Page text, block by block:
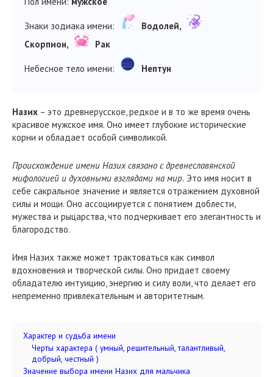
Знаки зодиака имени:
Водолей,
Скорпион,
Рак
Небесное тело имени: Нептун
Назих – это древнерусское, редкое и в то же время очень
красивое мужское имя. Оно имеет глубокие исторические
корни и обладает особой символикой.
Происхождение имени Назих связано с древнеславянской
мифологией и духовными взглядами на мир. Это имя носит в
себе сакральное значение и является отражением духовной
силы и мощи. Оно ассоциируется с понятием доблести,
мужества и рыцарства, что подчеркивает его элегантность и
благородство.
Имя Назих также может трактоваться как символ
вдохновения и творческой силы. Оно придает своему
обладателю интуицию, энергию и силу воли, что делает его
непременно привлекательным и авторитетным.
Характер и судьба имени
Черты характера ( умный, решительный, талантливый,
добрый, честный )
Значение выбора имени Назих для мальчика